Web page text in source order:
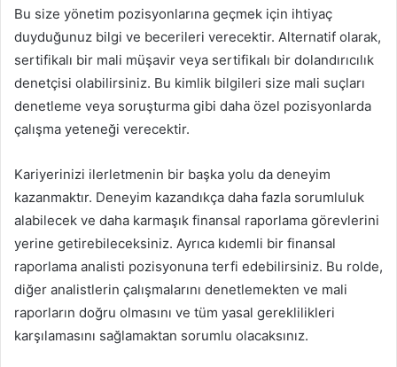
Bu size yönetim pozisyonlarına geçmek için ihtiyaç
duyduğunuz bilgi ve becerileri verecektir. Alternatif olarak,
sertifikalı bir mali müşavir veya sertifikalı bir dolandırıcılık
denetçisi olabilirsiniz. Bu kimlik bilgileri size mali suçları
denetleme veya soruşturma gibi daha özel pozisyonlarda
çalışma yeteneği verecektir.
Kariyerinizi ilerletmenin bir başka yolu da deneyim
kazanmaktır. Deneyim kazandıkça daha fazla sorumluluk
alabilecek ve daha karmaşık finansal raporlama görevlerini
yerine getirebileceksiniz. Ayrıca kıdemli bir finansal
raporlama analisti pozisyonuna terfi edebilirsiniz. Bu rolde,
diğer analistlerin çalışmalarını denetlemekten ve mali
raporların doğru olmasını ve tüm yasal gereklilikleri
karşılamasını sağlamaktan sorumlu olacaksınız.